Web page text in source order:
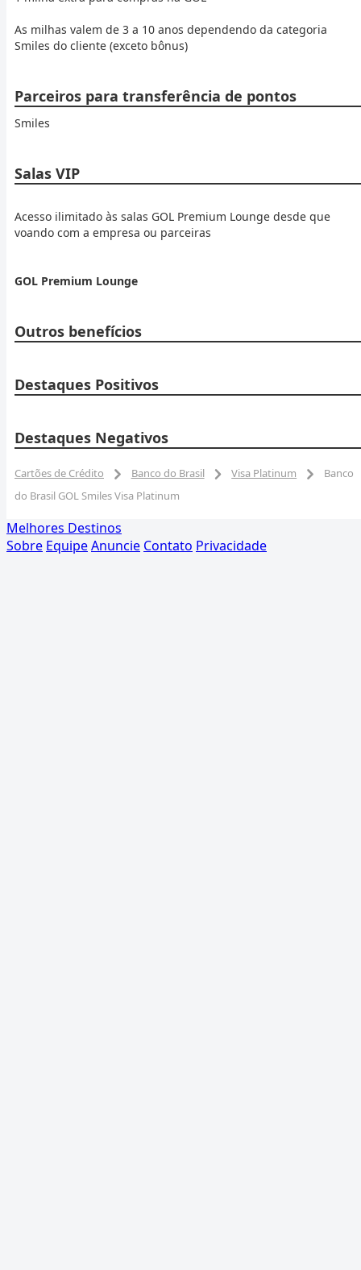
As milhas valem de 3 a 10 anos dependendo da categoria
Smiles do cliente (exceto bônus)
Parceiros para transferência de pontos
Smiles
Salas VIP
Acesso ilimitado às salas GOL Premium Lounge desde que
voando com a empresa ou parceiras
GOL Premium Lounge
Outros benefícios
Destaques Positivos
Destaques Negativos
Cartões de Crédito Banco do Brasil Visa Platinum
Banco
do Brasil GOL Smiles Visa Platinum
Melhores Destinos
Sobre EquipeAnuncie Contato Privacidade